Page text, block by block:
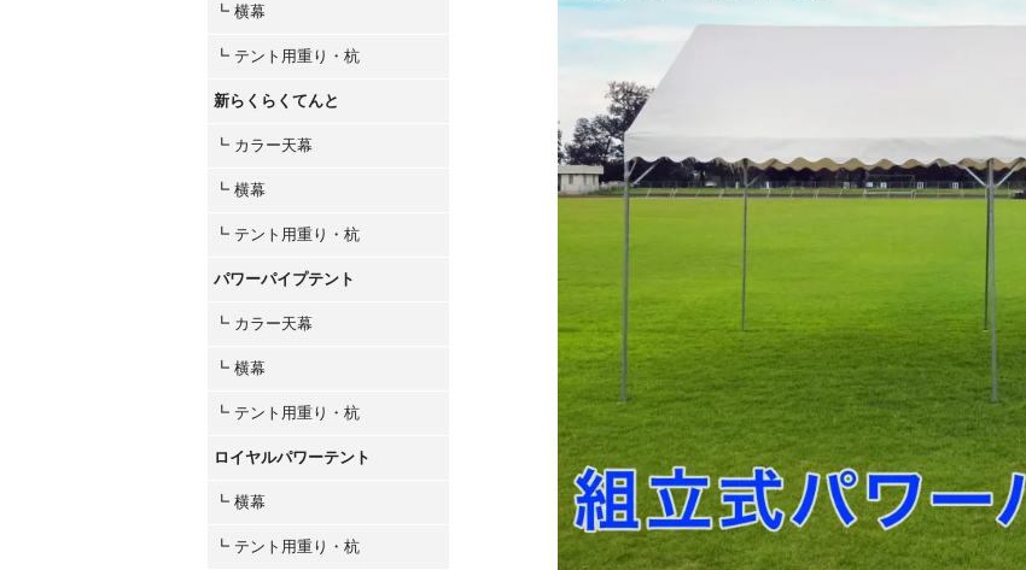
┗ 横幕
┗ テント用重り・杭
新らくらくてんと
┗ カラー天幕
┗ 横幕
┗ テント用重り・杭
パワーパイプテント
┗ カラー天幕
┗ 横幕
┗ テント用重り・杭
ロイヤルパワーテント
┗ 横幕
┗ テント用重り・杭